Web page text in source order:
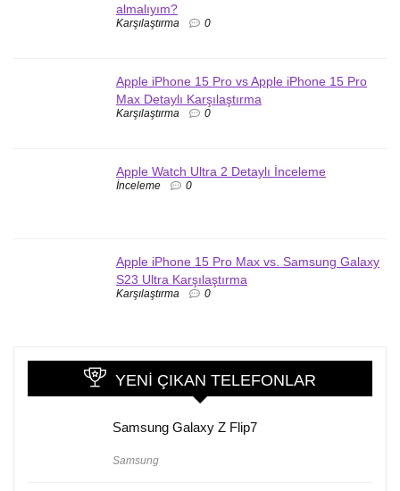
almalıyım?
Karşılaştırma 0
Apple iPhone 15 Pro vs Apple iPhone 15 Pro
Max Detaylı Karşılaştırma
Karşılaştırma 0
Apple Watch Ultra 2 Detaylı İnceleme
İnceleme 0
Apple iPhone 15 Pro Max vs. Samsung Galaxy
S23 Ultra Karşılaştırma
Karşılaştırma 0
YENI ÇIKAN TELEFONLAR
Samsung Galaxy Z Flip7
Samsung